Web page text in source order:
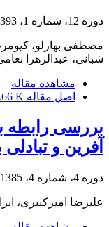
دوره 12، شماره 1، 1393، صفحه
مصطفی بهارلو،
شبانی، عبدالزهرا
مشاهده مقاله
اصل مقاله K
بررسی رابطه
آفرین و
دوره 4، شماره 4، 1385
علیرضا امیرکبیری،